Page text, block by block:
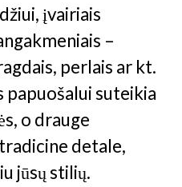
įvairiais
–
perlais ar kt.
papuošalui suteikia
o drauge
detale,
jūsų stilių.